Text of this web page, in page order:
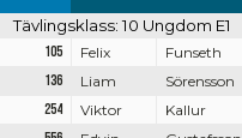
Tävlingsklass: 10 Ungdom E1
105 Felix Funseth
136
Liam Sörensson
254
Viktor Kallur